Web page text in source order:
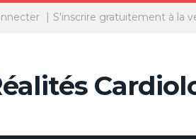
S'inscrire gratuitement à la